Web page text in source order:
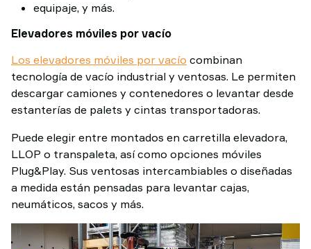
equipaje, y más.
Elevadores móviles por vacío
Los elevadores móviles por vacío combinan
tecnología de vacío industrial y ventosas. Le permiten
descargar camiones y contenedores o levantar desde
estanterías de palets y cintas transportadoras.
Puede elegir entre montados en carretilla elevadora,
LLOP o transpaleta, así como opciones móviles
Plug&Play. Sus ventosas intercambiables o diseñadas
a medida están pensadas para levantar cajas,
neumáticos, sacos y más.